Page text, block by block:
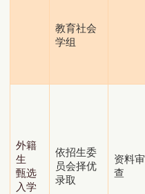
教育社会
学组
外籍
生
甄选
入学
依招生委
员会择优
录取
资料审
查